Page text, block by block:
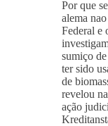
Por que
alema
Federal e
sumiço
ter sido
de
revelou
ação